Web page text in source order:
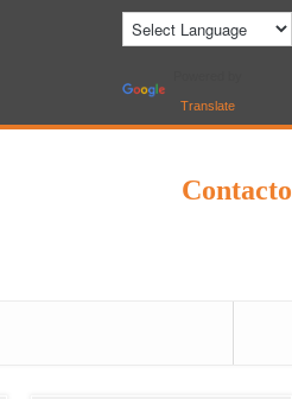
Translate
Contacto